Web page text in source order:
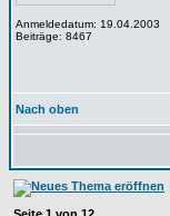
Anmeldedatum: 19.04.2003
Beiträge: 8467
Nach oben